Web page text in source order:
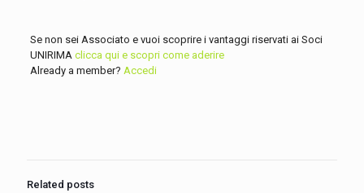
Se non sei Associato e vuoi scoprire i vantaggi riservati ai Soci
UNIRIMA clicca qui e scopri come aderire
Already a member? Accedi
Related posts